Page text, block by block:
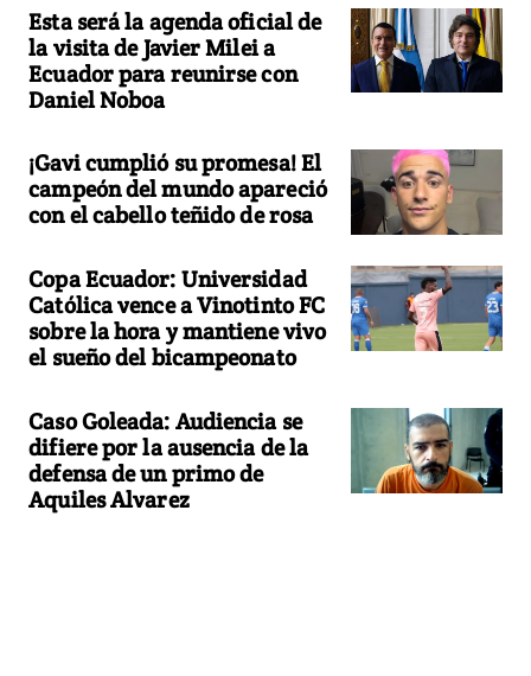
Esta será la agenda oficial de
la visita de Javier Milei a
Ecuador para reunirse con
Daniel Noboa
¡Gavi cumplió su promesa! El
campeón del mundo apareció
con el cabello teñido de rosa
Copa Ecuador: Universidad
Católica vence a Vinotinto FC
sobre la hora y mantiene vivo
el sueño del bicampeonato
Caso Goleada: Audiencia se
difiere por la ausencia de la
defensa de un primo de
Aquiles Alvarez